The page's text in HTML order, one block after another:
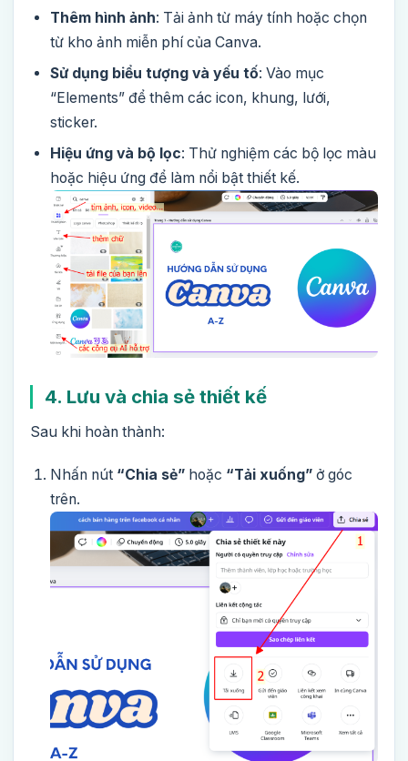
Thêm hình ảnh: Tải ảnh từ máy tính hoặc chọn
từ kho ảnh miễn phí của Canva.
Sử dụng biểu tượng và yếu tố: Vào mục
“Elements” để thêm các icon, khung, lưới,
sticker.
Hiệu ứng và bộ lọc: Thử nghiệm các bộ lọc màu
hoặc hiệu ứng để làm nổi bật thiết kế.
4. Lưu và chia sẻ thiết kế
Sau khi hoàn thành:
Nhấn nút “Chia sẻ” hoặc “Tải xuống” ở góc
trên.